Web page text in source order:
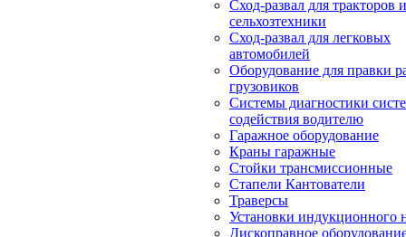
Сход-развал для тракторов и
сельхозтехники
Сход-развал для легковых
автомобилей
Оборудование для правки
грузовиков
Системы диагностики
содействия водителю
Гаражное оборудование
Краны гаражные
Стойки трансмиссионные
Стапели Кантователи
Траверсы
Установки индукционного
Дископравное